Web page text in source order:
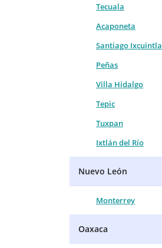
Tecuala
Acaponeta
Santiago Ixcuintla
Peñas
Villa Hidalgo
Tepic
Tuxpan
Ixtlán del Río
Nuevo León
Monterrey
Oaxaca